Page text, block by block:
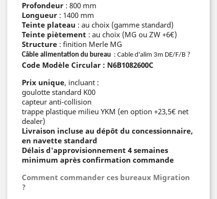
Profondeur : 800 mm
Longueur : 1400 mm
Teinte plateau : au choix (gamme standard)
Teinte piètement : au choix (MG ou ZW +6€)
Structure : finition Merle MG
Câble alimentation du bureau : Cable d'alim 3m DE/F/B ?
Code Modèle Circular : N6B1082600C
Prix unique, incluant :
goulotte standard K00
capteur anti‑collision
trappe plastique milieu YKM (en option +23,5€ net
dealer)
Livraison incluse au dépôt du concessionnaire,
en navette standard
Délais d'approvisionnement 4 semaines
minimum après confirmation commande
Comment commander ces bureaux Migration
?